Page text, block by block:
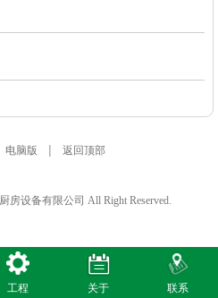
电脑版 | 返回顶部
房设备有限公司 All Right Reserved.
工程 关于 联系